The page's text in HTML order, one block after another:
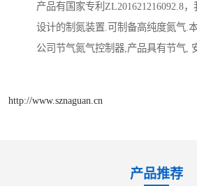
产品有国家专利ZL201621216092.8
设计的制氮装置.可制备高纯度氮气.
公司节气氮气控制器,产品具有节气,
http://www.sznaguan.cn
产品推荐